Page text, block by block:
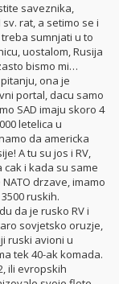
saveznika,
rat, a setimo se i
sumnjati u to
uostalom, Rusija
bismo mi…
ona je
portal, dacu samo
SAD imaju skoro 4
letelica u
da americka
A tu su jos i RV,
i kada su same
drzave, imamo
ruskih.
da je rusko RV i
sovjetsko oruzje,
ruski avioni u
tek 40-ak komada.
ili evropskih